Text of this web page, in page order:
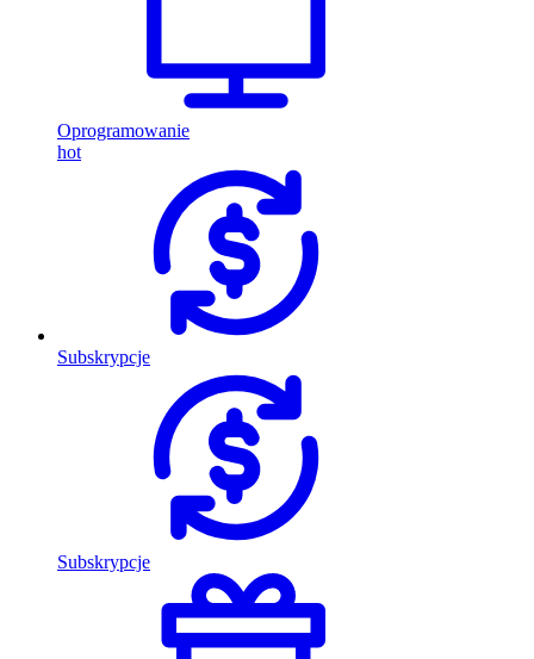
Oprogramowanie
hot
Subskrypcje
Subskrypcje